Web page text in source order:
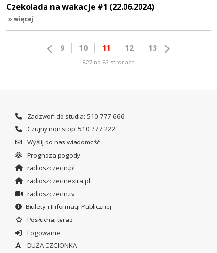
Czekolada na wakacje #1 (22.06.2024)
» więcej
9 10 11 12 13
827 na 83 stronach
Zadzwoń do studia: 510 777 666
Czujny non stop: 510 777 222
Wyślij do nas wiadomość
Prognoza pogody
radioszczecin.pl
radioszczecinextra.pl
radioszczecin.tv
Biuletyn Informacji Publicznej
Posłuchaj teraz
Logowanie
DUŻA CZCIONKA